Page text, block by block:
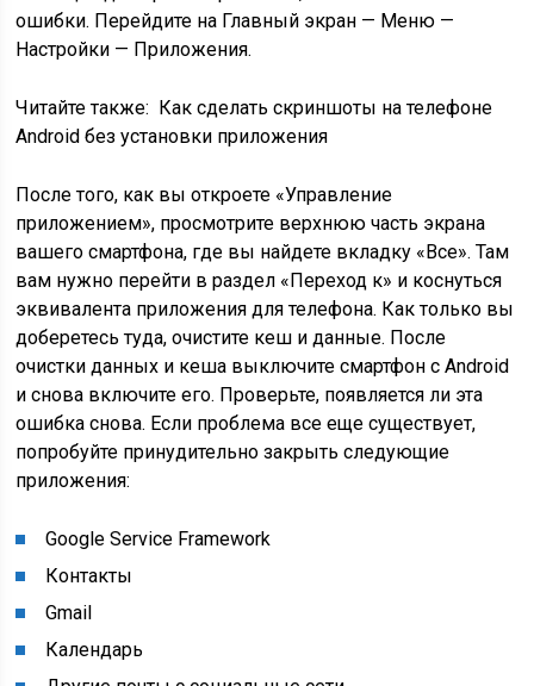
ошибки. Перейдите на Главный экран — Меню —
Настройки — Приложения.
Читайте также: Как сделать скриншоты на телефоне
Android без установки приложения
После того, как вы откроете «Управление
приложением», просмотрите верхнюю часть экрана
вашего смартфона, где вы найдете вкладку «Все». Там
вам нужно перейти в раздел «Переход к» и коснуться
эквивалента приложения для телефона. Как только вы
доберетесь туда, очистите кеш и данные. После
очистки данных и кеша выключите смартфон с Android
и снова включите его. Проверьте, появляется ли эта
ошибка снова. Если проблема все еще существует,
попробуйте принудительно закрыть следующие
приложения:
Google Service Framework
Контакты
Gmail
Календарь